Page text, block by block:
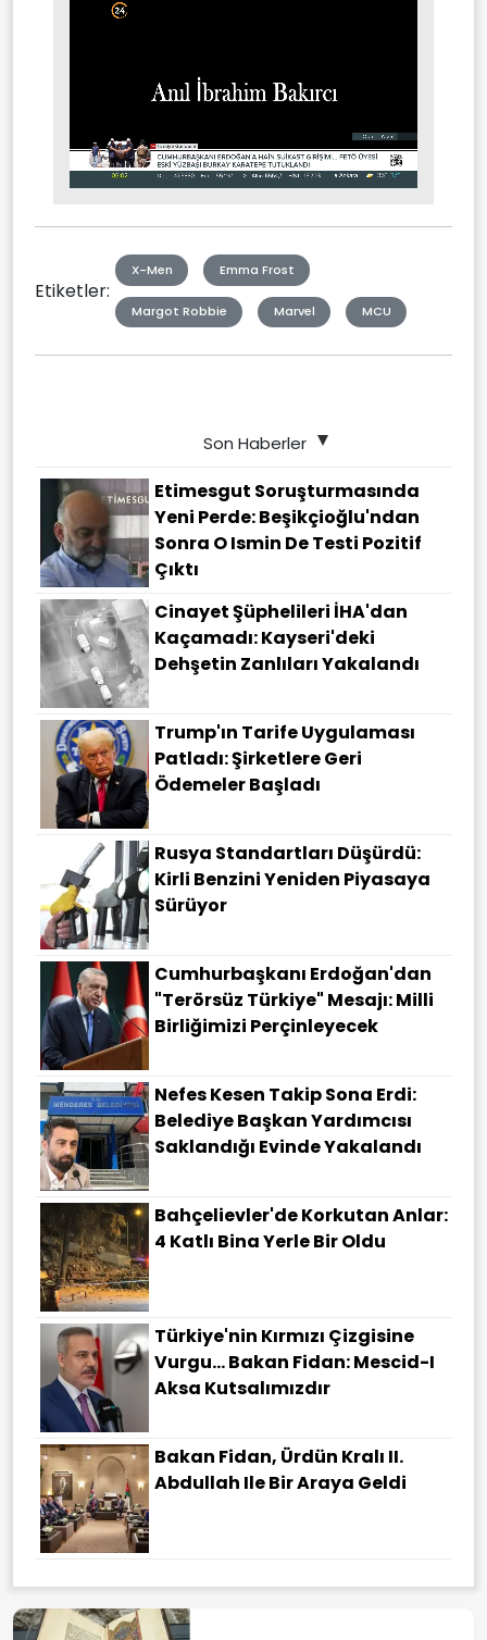
Unmute Stream
Etiketler:
X-Men Emma Frost
Margot Robbie Marvel MCU
Son Haberler
Etimesgut Soruşturmasında
Yeni Perde: Beşikçioğlu'ndan
Sonra O Ismin De Testi Pozitif
Çıktı
Cinayet Şüphelileri İHA'dan
Kaçamadı: Kayseri'deki
Dehşetin Zanlıları Yakalandı
Trump'ın Tarife Uygulaması
Patladı: Şirketlere Geri
Ödemeler Başladı
Rusya Standartları Düşürdü:
Kirli Benzini Yeniden Piyasaya
Sürüyor
Cumhurbaşkanı Erdoğan'dan
"terörsüz Türkiye" Mesajı: Milli
Birliğimizi Perçinleyecek
Nefes Kesen Takip Sona Erdi:
Belediye Başkan Yardımcısı
Saklandığı Evinde Yakalandı
Bahçelievler'de Korkutan Anlar:
4 Katlı Bina Yerle Bir Oldu
Türkiye'nin Kırmızı Çizgisine
Vurgu... Bakan Fidan: Mescid-I
Aksa Kutsalımızdır
Bakan Fidan, Ürdün Kralı II.
Abdullah Ile Bir Araya Geldi